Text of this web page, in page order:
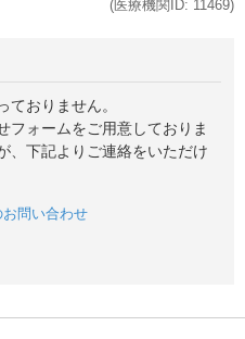
(医療機関ID: 11469)
ておりません。
フォームをご用意しておりま
、下記よりご連絡をいただけ
問い合わせ